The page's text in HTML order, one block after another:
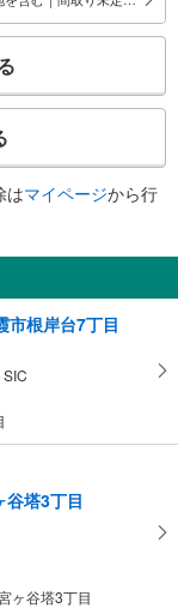
はマイページから行
根岸台7丁目
谷塔3丁目
ヶ谷塔3丁目